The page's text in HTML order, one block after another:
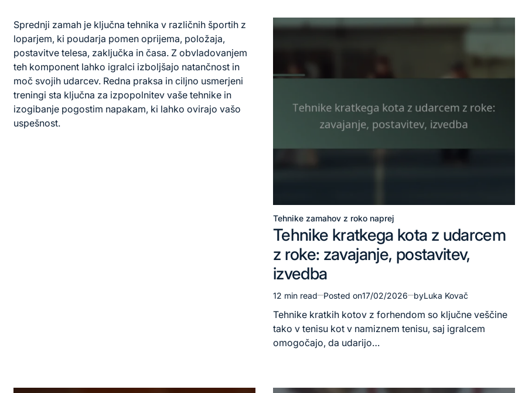
Sprednji zamah je ključna tehnika v različnih športih z
loparjem, ki poudarja pomen oprijema, položaja,
postavitve telesa, zaključka in časa. Z obvladovanjem
teh komponent lahko igralci izboljšajo natančnost in
moč svojih udarcev. Redna praksa in ciljno usmerjeni
treningi sta ključna za izpopolnitev vaše tehnike in
izogibanje pogostim napakam, ki lahko ovirajo vašo
uspešnost.
Posted
Tehnike zamahov z roko naprej
Tehnike kratkega kota z udarcem
z roke: zavajanje, postavitev,
izvedba
Estimated
read
time
12 min read Posted on17/02/2026 byLuka Kovač
Tehnike kratkih kotov z forhendom so ključne veščine
tako v tenisu kot v namiznem tenisu, saj igralcem
omogočajo, da udarijo…